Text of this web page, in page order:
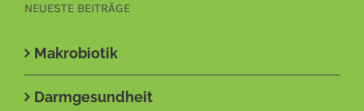
NEUESTE BEITRÄGE
Makrobiotik
Darmgesundheit